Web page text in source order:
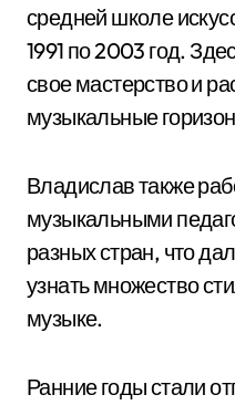
средней школе
1991 по 2003 год.
свое мастерство и
музыкальные
Владислав также
музыкальными
разных стран, что
узнать множество
музыке.
Ранние годы стали